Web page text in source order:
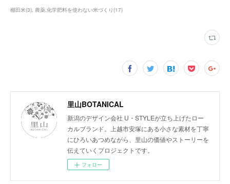
棚田米(3) 農薬,化学肥料を使わない米づくり(17)
里山BOTANICAL
新潟のデザイン会社 U・STYLEが立ち上げたロー
カルブランド。上越市安塚にある小さな素材を丁寧
にひろいあつめながら、里山の価値やストーリーを
伝えていくプロジェクトです。
フォロー